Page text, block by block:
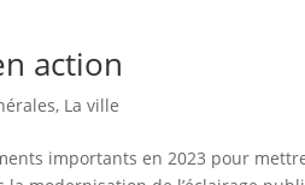
action
, La ville
importants en 2023 pour